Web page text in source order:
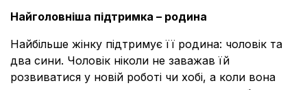
Найголовніша підтримка – родина
Найбільше жінку підтримує її родина: чоловік та
два сини. Чоловік ніколи не заважав їй
розвиватися у новій роботі чи хобі, а коли вона